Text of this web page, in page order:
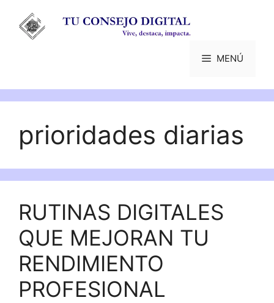
contenido
MENÚ
prioridades diarias
RUTINAS DIGITALES
QUE MEJORAN TU
RENDIMIENTO
PROFESIONAL